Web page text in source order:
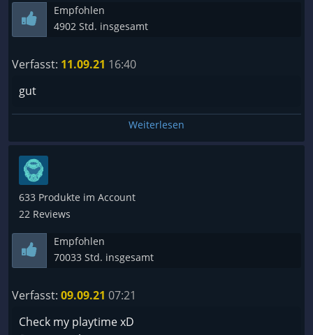
Empfohlen
4902 Std. insgesamt
Verfasst: 11.09.21 16:40
gut
Weiterlesen
633 Produkte im Account
22 Reviews
Empfohlen
70033 Std. insgesamt
Verfasst: 09.09.21 07:21
Check my playtime xD